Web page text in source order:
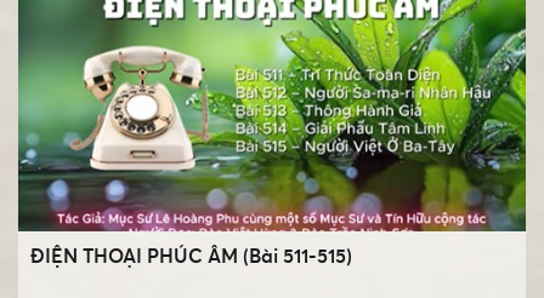
ĐIỆN THOẠI PHÚC ÂM (Bài 511-515)